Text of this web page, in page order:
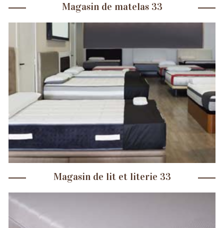
Magasin de matelas 33
Magasin de lit et literie 33